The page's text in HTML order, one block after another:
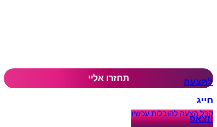
קבל הצעה להובלות עכשיו​
להצעה
חייג
ווצאפ